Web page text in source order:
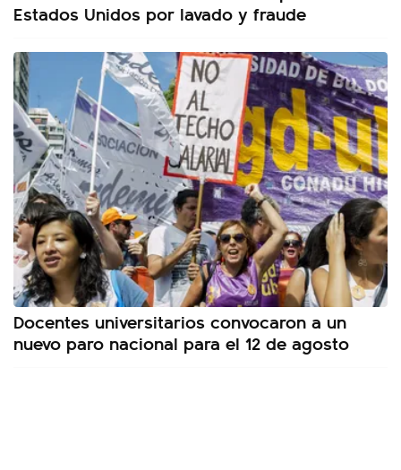
Estados Unidos por lavado y fraude
Docentes universitarios convocaron a un
nuevo paro nacional para el 12 de agosto